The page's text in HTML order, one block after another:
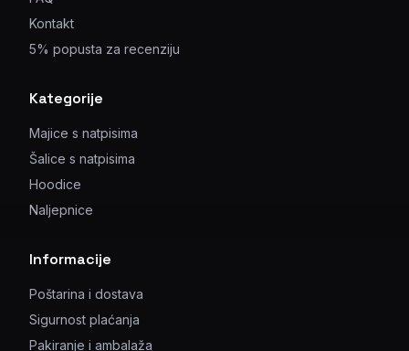
Kontakt
5% popusta za recenziju
Kategorije
Majice s natpisima
Šalice s natpisima
Hoodice
Naljepnice
Informacije
Poštarina i dostava
Sigurnost plaćanja
Pakiranje i ambalaža